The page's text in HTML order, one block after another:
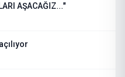
AŞACAĞIZ..."